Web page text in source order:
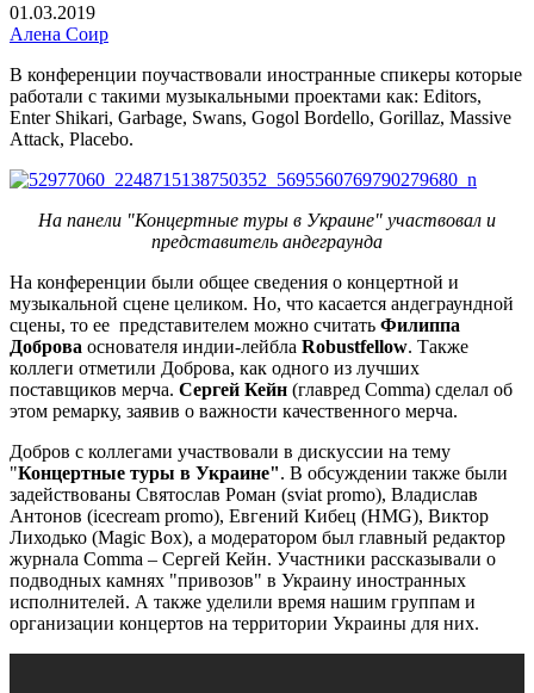
01.03.2019
Алена Соир
В конференции поучаствовали иностранные спикеры которые
работали с такими музыкальными проектами как: Editors,
Enter Shikari, Garbage, Swans, Gogol Bordello, Gorillaz, Massive
Attack, Placebo.
На панели "Концертные туры в Украине" участвовал и
представитель андеграунда
На конференции были общее сведения о концертной и
музыкальной сцене целиком. Но, что касается андеграундной
сцены, то ее представителем можно считать Филиппа
Доброва основателя индии-лейбла Robustfellow. Также
коллеги отметили Доброва, как одного из лучших
поставщиков мерча. Сергей Кейн (главред Comma) сделал об
этом ремарку, заявив о важности качественного мерча.
Добров с коллегами участвовали в дискуссии на тему
"Концертные туры в Украине". В обсуждении также были
задействованы Святослав Роман (sviat promo), Владислав
Антонов (icecream promo), Евгений Кибец (НМG), Виктор
Лиходько (Magic Box), а модератором был главный редактор
журнала Comma – Сергей Кейн. Участники рассказывали о
подводных камнях "привозов" в Украину иностранных
исполнителей. А также уделили время нашим группам и
организации концертов на территории Украины для них.